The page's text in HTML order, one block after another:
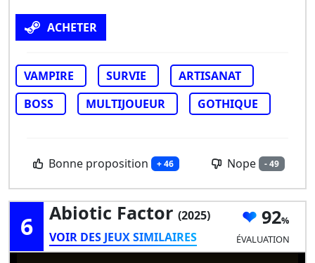
ACHETER
VAMPIRE SURVIE
ARTISANAT
BOSS
MULTIJOUEUR GOTHIQUE
Bonne proposition + 46 Nope - 49
6 Abiotic Factor (2025)
VOIR DES JEUX SIMILAIRES
92
ÉVALUATION